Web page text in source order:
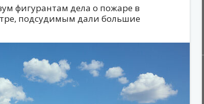
фигурантам дела о пожаре в
подсудимым дали большие